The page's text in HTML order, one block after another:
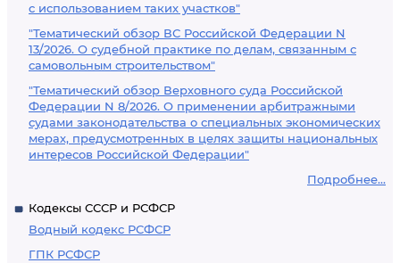
с использованием таких участков"
"Тематический обзор ВС Российской Федерации N
13/2026. О судебной практике по делам, связанным с
самовольным строительством"
"Тематический обзор Верховного суда Российской
Федерации N 8/2026. О применении арбитражными
судами законодательства о специальных экономических
мерах, предусмотренных в целях защиты национальных
интересов Российской Федерации"
Подробнее...
Кодексы СССР и РСФСР
Водный кодекс РСФСР
ГПК РСФСР